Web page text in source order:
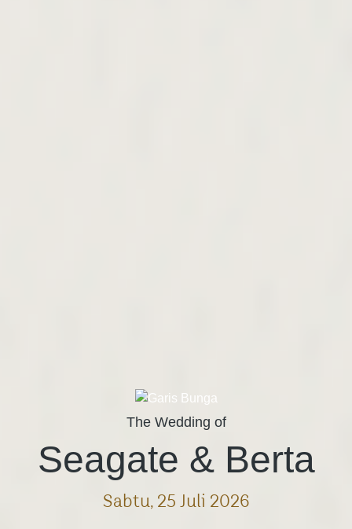
The Wedding of
Seagate & Berta
Sabtu, 25 Juli 2026